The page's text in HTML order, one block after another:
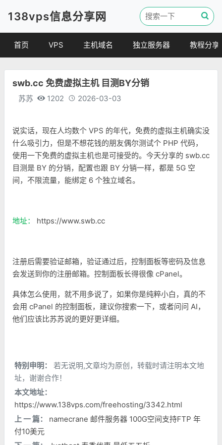
138vps信息分享网
首页 VPS
便宜VPS
VPS评测
主机域名
虚拟主机
独立服务器 教程分享
swb.cc 免费虚拟主机 目测BY分销
苏苏 1202 2026-03-03
说实话，现在人均数个 VPS 的年代，免费的虚拟主机确实没
什么吸引力，但是不想花钱的朋友偶尔测试个 PHP 代码，
使用一下免费的虚拟主机也是可接受的。今天分享的 swb.cc
目测是 BY 的分销，配置也跟 BY 分销一样，都是 5G 空
间，不限流量，能绑定 6 个独立域名。
地址： https://www.swb.cc
注册后需要验证邮箱，验证通过后，控制面板等密码及信息
会发送到你的注册邮箱。控制面板长得很像 cPanel。
具体怎么使用，就不用多说了，如果你是纯粹小白，真的不
会用 cPanel 的控制面板，建议你搜索一下，或者问问 AI，
他们应该比苏苏说的更好更详细。
特别申明：
若无说明,文章均为原创，转载时请注明本文地
址，谢谢合作！
本文地址：
https://www.138vps.com/freehosting/3342.html
上 一 篇：
namecrane 邮件服务器 100G空间支持FTP 年
付10美元